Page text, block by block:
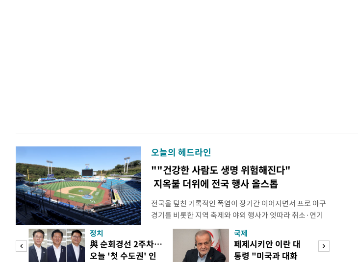
오늘의 헤드라인
""건강한 사람도 생명 위험해진다"
지옥불 더위에 전국 행사 올스톱
전국을 덮친 기록적인 폭염이 장기간 이어지면서 프로 야구
경기를 비롯한 지역 축제와 야외 행사가 잇따라 취소·연기
되고 있다. 골프장과 테니스장, 풋살장 등 야외 체육시설도
문을 닫거나 운영 시간을 단축하는 등 폭염 대응에 나섰다.
전문가들은 최근 폭염이 단순히 불쾌한 더위를 넘어 신체가
정치
與 순회경선 2주차…
오늘 '첫 수도권' 인
국제
페제시키안 이란 대
통령 "미국과 대화